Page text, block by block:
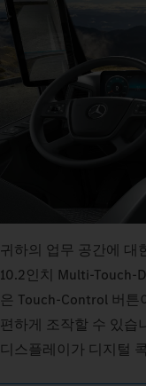
귀하의 업무 공간에 대
10.2인치 Multi-Touch-
은 Touch‑Control 버
편하게 조작할 수 있습
디스플레이가 디지털